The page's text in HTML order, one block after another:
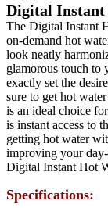
Digital Instant
The Digital Instant
on-demand hot
look neatly
glamorous touch to
exactly set the
sure to get hot
is an ideal choice
is instant access to
getting hot water
improving your
Digital Instant Hot
Specifications: